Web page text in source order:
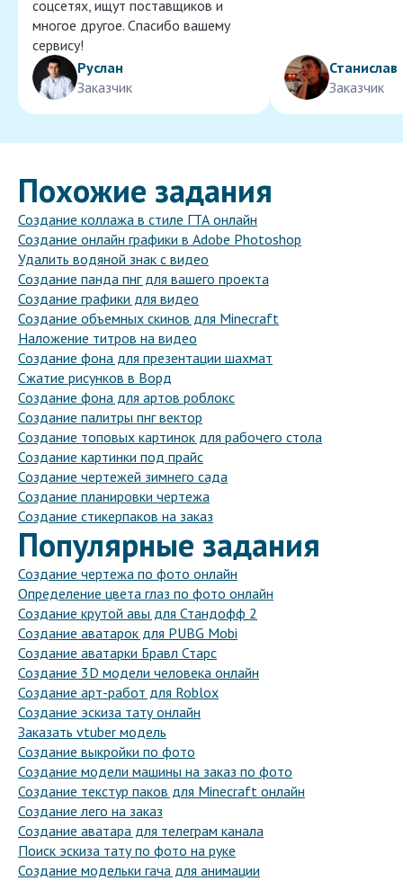
соцсетях, ищут поставщиков и
многое другое. Спасибо вашему
сервису!
Руслан
Заказчик
Станислав
Заказчик
Похожие задания
Создание коллажа в стиле ГТА онлайн
Создание онлайн графики в Adobe Photoshop
Удалить водяной знак с видео
Создание панда пнг для вашего проекта
Создание графики для видео
Создание объемных скинов для Minecraft
Наложение титров на видео
Создание фона для презентации шахмат
Сжатие рисунков в Ворд
Создание фона для артов роблокс
Создание палитры пнг вектор
Создание топовых картинок для рабочего стола
Создание картинки под прайс
Создание чертежей зимнего сада
Создание планировки чертежа
Создание стикерпаков на заказ
Популярные задания
Создание чертежа по фото онлайн
Определение цвета глаз по фото онлайн
Создание крутой авы для Стандофф 2
Создание аватарок для PUBG Mobi
Создание аватарки Бравл Старс
Создание 3D модели человека онлайн
Создание арт-работ для Roblox
Создание эскиза тату онлайн
Заказать vtuber модель
Создание выкройки по фото
Создание модели машины на заказ по фото
Создание текстур паков для Minecraft онлайн
Создание лего на заказ
Создание аватара для телеграм канала
Поиск эскиза тату по фото на руке
Создание модельки гача для анимации